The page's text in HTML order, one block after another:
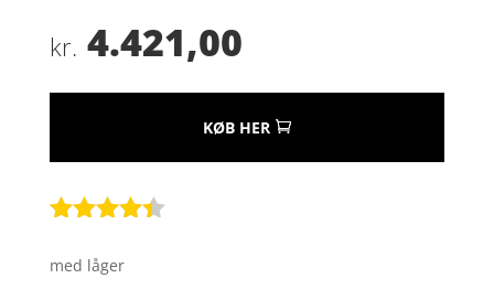
kr. 4.421,00
KØB HER
som4.3
med låger